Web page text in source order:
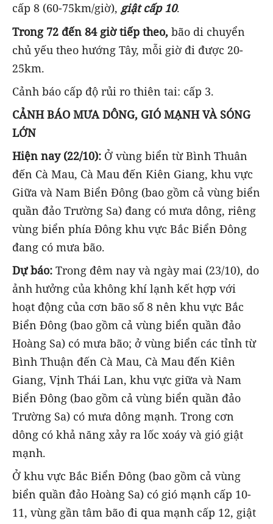
cấp 8 (60-75km/giờ), giật cấp 10.
Trong 72 đến 84 giờ tiếp theo, bão di chuyển
chủ yếu theo hướng Tây, mỗi giờ đi được 20-
25km.
Cảnh báo cấp độ rủi ro thiên tai: cấp 3.
CẢNH BÁO MƯA DÔNG, GIÓ MẠNH VÀ SÓNG
LỚN
Hiện nay (22/10): Ở vùng biển từ Bình Thuân
đến Cà Mau, Cà Mau đến Kiên Giang, khu vực
Giữa và Nam Biển Đông (bao gồm cả vùng biển
quần đảo Trường Sa) đang có mưa dông, riêng
vùng biển phía Đông khu vực Bắc Biển Đông
đang có mưa bão.
Dự báo: Trong đêm nay và ngày mai (23/10), do
ảnh hưởng của không khí lạnh kết hợp với
hoạt động của cơn bão số 8 nên khu vực Bắc
Biển Đông (bao gồm cả vùng biển quần đảo
Hoàng Sa) có mưa bão; ở vùng biển các tỉnh từ
Bình Thuận đến Cà Mau, Cà Mau đến Kiên
Giang, Vịnh Thái Lan, khu vực giữa và Nam
Biển Đông (bao gồm cả vùng biển quần đảo
Trường Sa) có mưa dông mạnh. Trong cơn
dông có khả năng xảy ra lốc xoáy và gió giật
mạnh.
Ở khu vực Bắc Biển Đông (bao gồm cả vùng
biển quần đảo Hoàng Sa) có gió mạnh cấp 10-
11, vùng gần tâm bão đi qua mạnh cấp 12, giật